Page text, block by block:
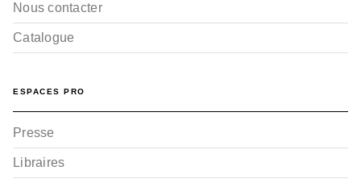
Nous contacter
Catalogue
ESPACES PRO
Presse
Libraires